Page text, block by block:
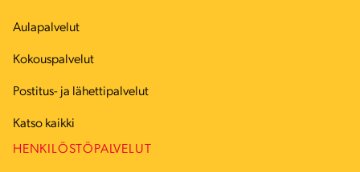
Aulapalvelut
Kokouspalvelut
Postitus- ja lähettipalvelut
Katso kaikki
HENKILÖSTÖPALVELUT